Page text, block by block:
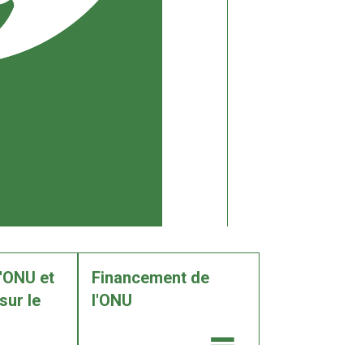
et
le
Financement de
l'ONU